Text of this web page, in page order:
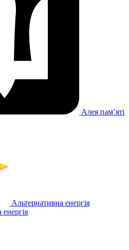
Алея памʼяті
Альтернативна енергія